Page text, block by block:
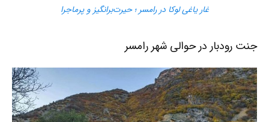
غار یاغی لوکا در رامسر ؛ حیرت‌برانگیز و پرماجرا
جنت رودبار در حوالی شهر رامسر